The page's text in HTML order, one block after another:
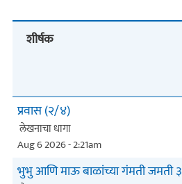
शीर्षक
प्रवास (२/४)
लेखनाचा धागा
Aug 6 2026 - 2:21am
भुभु आणि माऊ बाळांच्या गंमती जमती ३